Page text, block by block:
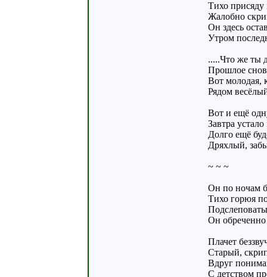
Тихо присяду
Жалобно
Он здесь
Утром
.....Что же ты
Прошлое
Вот молодая,
Рядом
Вот и ещё
Завтра
Долго ещё
Дряхлый,
~ ~ ~
Он по ночам
Тихо горюя
Он обреченно
Плачет
Старый,
Вдруг
С детством